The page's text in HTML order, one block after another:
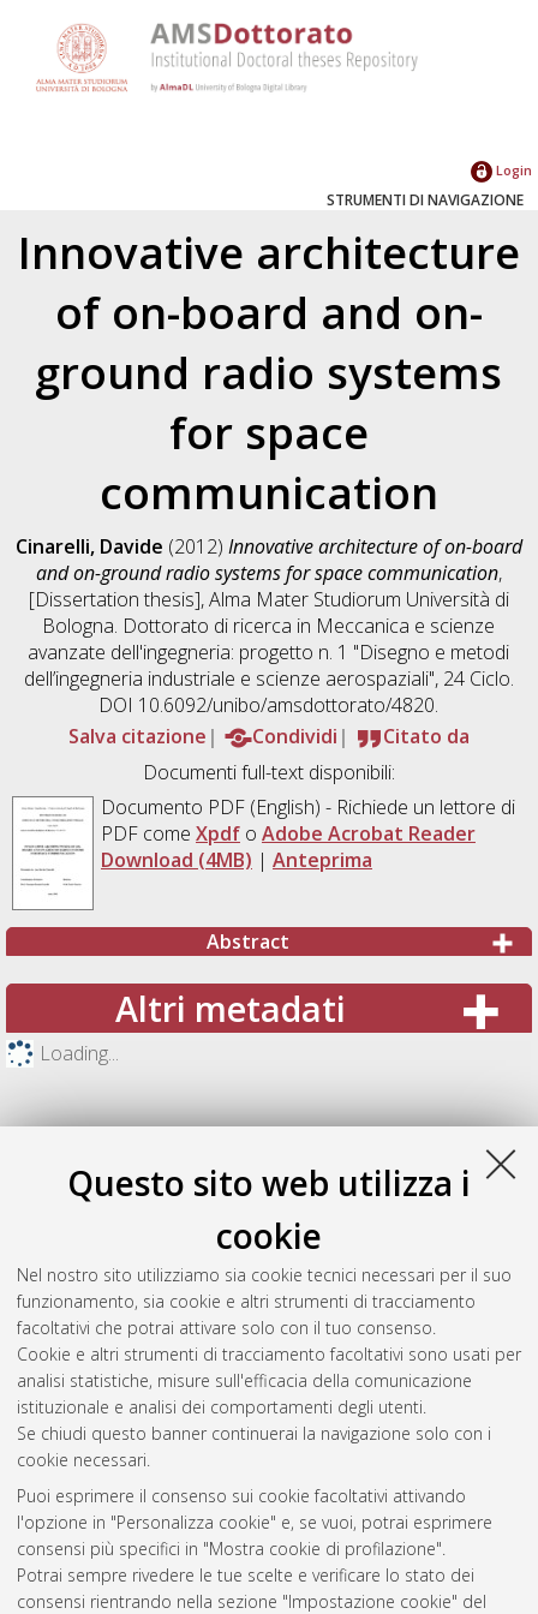
Questo sito web utilizza i
cookie
Nel nostro sito utilizziamo sia cookie tecnici necessari per il suo
funzionamento, sia cookie e altri strumenti di tracciamento
facoltativi che potrai attivare solo con il tuo consenso.
Cookie e altri strumenti di tracciamento facoltativi sono usati per
analisi statistiche, misure sull'efficacia della comunicazione
istituzionale e analisi dei comportamenti degli utenti.
Se chiudi questo banner continuerai la navigazione solo con i
cookie necessari.
Puoi esprimere il consenso sui cookie facoltativi attivando
l'opzione in "Personalizza cookie" e, se vuoi, potrai esprimere
consensi più specifici in "Mostra cookie di profilazione".
Potrai sempre rivedere le tue scelte e verificare lo stato dei
consensi rientrando nella sezione "Impostazione cookie" del
Login
STRUMENTI DI NAVIGAZIONE
Innovative architecture
of on-board and on-
ground radio systems
for space
communication
Cinarelli, Davide (2012) Innovative architecture of on-board
and on-ground radio systems for space communication,
[Dissertation thesis], Alma Mater Studiorum Università di
Bologna. Dottorato di ricerca in Meccanica e scienze
avanzate dell'ingegneria: progetto n. 1 "Disegno e metodi
dell’ingegneria industriale e scienze aerospaziali", 24 Ciclo.
DOI 10.6092/unibo/amsdottorato/4820.
Salva citazione
Condividi
Citato da
Documenti full-text disponibili:
Documento PDF(English) - Richiede un lettore di
PDF come Xpdfo Adobe Acrobat Reader
Download (4MB) | Anteprima
Abstract
Altri metadati
Loading...
Gestione del documento:
Atom
Rss 1.0
Rss 2.0